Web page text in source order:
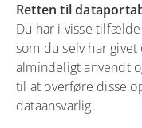
Retten til
Du har i visse
som du selv har
almindeligt anvendt
til at overføre disse
dataansvarlig.